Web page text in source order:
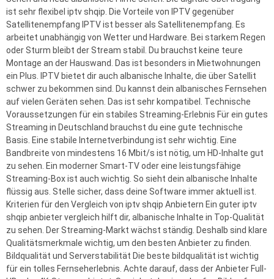
ist sehr flexibel iptv shqip. Die Vorteile von IPTV gegenüber
Satellitenempfang IPTV ist besser als Satellitenempfang. Es
arbeitet unabhängig von Wetter und Hardware. Bei starkem Regen
oder Sturm bleibt der Stream stabil. Du brauchst keine teure
Montage an der Hauswand. Das ist besonders in Mietwohnungen
ein Plus. IPTV bietet dir auch albanische Inhalte, die über Satellit
schwer zu bekommen sind. Du kannst dein albanisches Fernsehen
auf vielen Geräten sehen. Das ist sehr kompatibel. Technische
Voraussetzungen für ein stabiles Streaming-Erlebnis Für ein gutes
Streaming in Deutschland brauchst du eine gute technische
Basis. Eine stabile Internetverbindung ist sehr wichtig. Eine
Bandbreite von mindestens 16 Mbit/s ist nötig, um HD-Inhalte gut
zu sehen. Ein moderner Smart-TV oder eine leistungsfähige
Streaming-Box ist auch wichtig. So sieht dein albanische Inhalte
flüssig aus. Stelle sicher, dass deine Software immer aktuell ist.
Kriterien für den Vergleich von iptv shqip Anbietern Ein guter iptv
shqip anbieter vergleich hilft dir, albanische Inhalte in Top-Qualität
zu sehen. Der Streaming-Markt wächst ständig. Deshalb sind klare
Qualitätsmerkmale wichtig, um den besten Anbieter zu finden.
Bildqualität und Serverstabilität Die beste bildqualität ist wichtig
für ein tolles Fernseherlebnis. Achte darauf, dass der Anbieter Full-